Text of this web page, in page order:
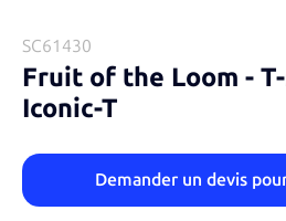
SC61430
Fruit of the Loom -
Iconic-T
Demander un devis